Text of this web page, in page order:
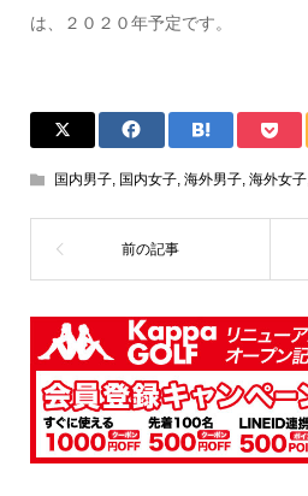
は、２０２０年予定です。
国内男子, 国内女子, 海外男子, 海外女子